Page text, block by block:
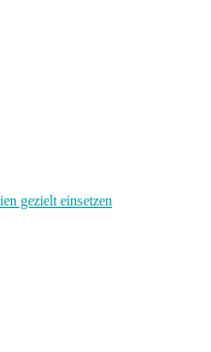
gezielt einsetzen